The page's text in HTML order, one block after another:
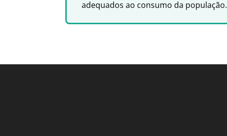
adequados ao consumo da população.